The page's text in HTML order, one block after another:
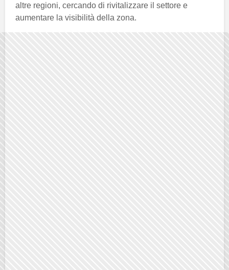
altre regioni, cercando di rivitalizzare il settore e
aumentare la visibilità della zona.